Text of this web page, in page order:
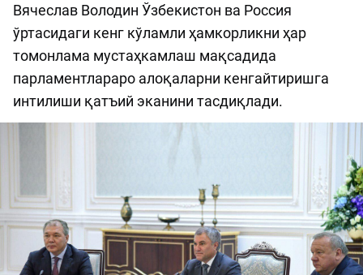
Вячеслав Володин Ўзбекистон ва Россия
ўртасидаги кенг кўламли ҳамкорликни ҳар
томонлама мустаҳкамлаш мақсадида
парламентлараро алоқаларни кенгайтиришга
интилиши қатъий эканини тасдиқлади.